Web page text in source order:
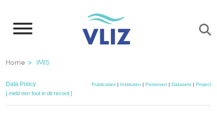
naar
inhoud
gaan
Kruimelpad
Home IMIS
Data Policy Publicaties | Instituten | Personen | Datasets | Projecten
[ meld een fout in dit record ]